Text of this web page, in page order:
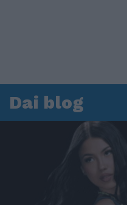
Dai blog